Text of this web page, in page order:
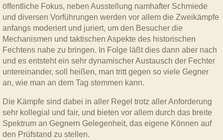
öffentliche Fokus, neben Ausstellung namhafter Schmiede
und diversen Vorführungen werden vor allem die Zweikämpfe
anfangs moderiert und juriert, um den Besucher die
Mechanismen und taktischen Aspekte des historischen
Fechtens nahe zu bringen. In Folge läßt dies dann aber nach
und es entsteht ein sehr dynamischer Austausch der Fechter
untereinander, soll heißen, man tritt gegen so viele Gegner
an, wie man an dem Tag stemmen kann.
Die Kämpfe sind dabei in aller Regel trotz aller Anforderung
sehr kollegial und fair, und bieten vor allem durch das breite
Spektrum an Gegnern Gelegenheit, das eigene Können auf
den Prüfstand zu stellen.